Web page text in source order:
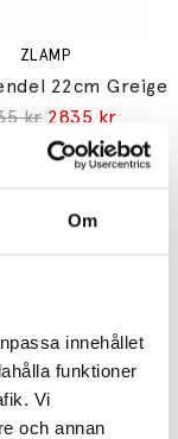
Om
innehållet
funktioner
Vi
och annan
ZLAMP
22cm Greige
kr 2835 kr
ZLAMP
kr